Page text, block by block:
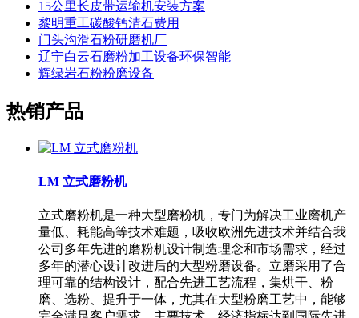
15公里长皮带运输机安装方案
黎明重工碳酸钙清石费用
门头沟滑石粉研磨机厂
辽宁白云石磨粉加工设备环保智能
辉绿岩石粉粉磨设备
热销产品
LM 立式磨粉机
立式磨粉机是一种大型磨粉机，专门为解决工业磨机产
量低、耗能高等技术难题，吸收欧洲先进技术并结合我
公司多年先进的磨粉机设计制造理念和市场需求，经过
多年的潜心设计改进后的大型粉磨设备。立磨采用了合
理可靠的结构设计，配合先进工艺流程，集烘干、粉
磨、选粉、提升于一体，尤其在大型粉磨工艺中，能够